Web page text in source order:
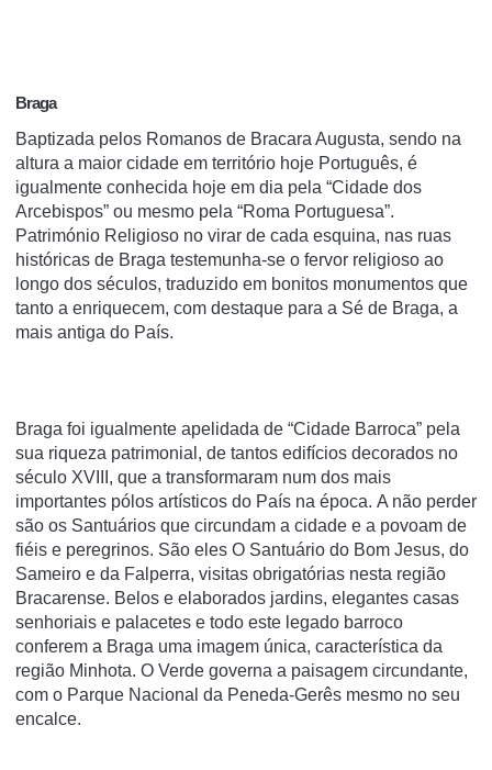
Braga
Baptizada pelos Romanos de Bracara Augusta, sendo na
altura a maior cidade em território hoje Português, é
igualmente conhecida hoje em dia pela “Cidade dos
Arcebispos” ou mesmo pela “Roma Portuguesa”.
Património Religioso no virar de cada esquina, nas ruas
históricas de Braga testemunha-se o fervor religioso ao
longo dos séculos, traduzido em bonitos monumentos que
tanto a enriquecem, com destaque para a Sé de Braga, a
mais antiga do País.
Braga foi igualmente apelidada de “Cidade Barroca” pela
sua riqueza patrimonial, de tantos edifícios decorados no
século XVIII, que a transformaram num dos mais
importantes pólos artísticos do País na época. A não perder
são os Santuários que circundam a cidade e a povoam de
fiéis e peregrinos. São eles O Santuário do Bom Jesus, do
Sameiro e da Falperra, visitas obrigatórias nesta região
Bracarense. Belos e elaborados jardins, elegantes casas
senhoriais e palacetes e todo este legado barroco
conferem a Braga uma imagem única, característica da
região Minhota. O Verde governa a paisagem circundante,
com o Parque Nacional da Peneda-Gerês mesmo no seu
encalce.